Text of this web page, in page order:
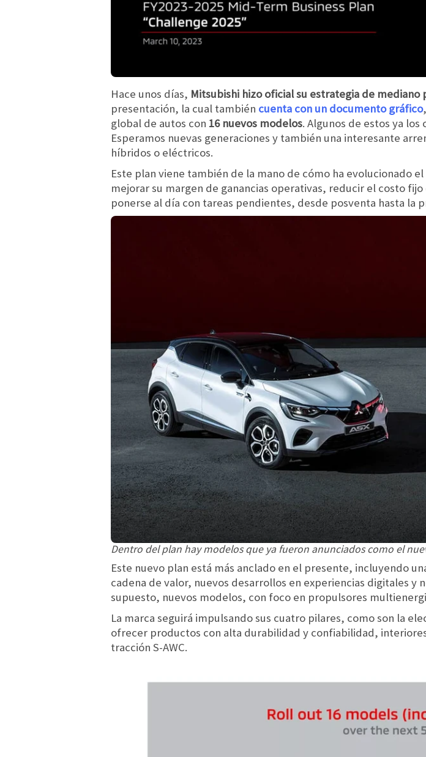
Hace unos días, Mitsubishi hizo oficial su estrategia de
presentación, la cual también cuenta con un documento gráfico
global de autos con 16 nuevos modelos. Algunos de estos ya
Esperamos nuevas generaciones y también una interesante
híbridos o eléctricos.
Este plan viene también de la mano de cómo ha evolucionado
mejorar su margen de ganancias operativas, reducir el costo
ponerse al día con tareas pendientes, desde posventa hasta la
Dentro del plan hay modelos que ya fueron anunciados como el
Este nuevo plan está más anclado en el presente, incluyendo
cadena de valor, nuevos desarrollos en experiencias digitales
supuesto, nuevos modelos, con foco en propulsores
La marca seguirá impulsando sus cuatro pilares, como son la
ofrecer productos con alta durabilidad y confiabilidad,
tracción S-AWC.